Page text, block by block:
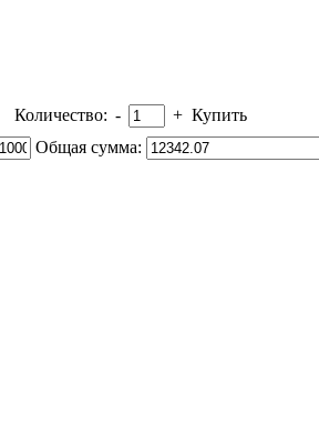
Количество: - + Купить
Общая сумма: